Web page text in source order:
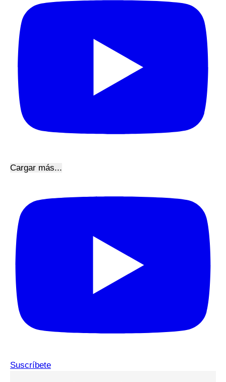
Cargar más...
Suscríbete